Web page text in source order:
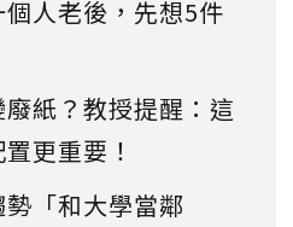
人老後，先想5件
紙？教授提醒：這
更重要！
「和大學當鄰